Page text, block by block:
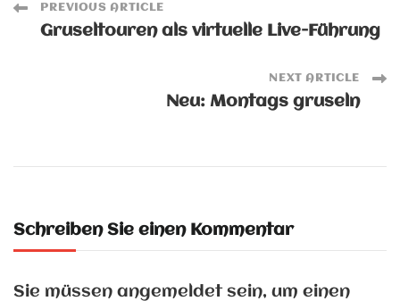
Post
PREVIOUS ARTICLE
Gruseltouren als virtuelle Live-Führung
NEXT ARTICLE
Neu: Montags gruseln
Schreiben Sie einen Kommentar
Sie müssen angemeldetsein, um einen